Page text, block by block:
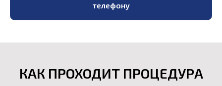
телефону
КАК ПРОХОДИТ ПРОЦЕДУРА